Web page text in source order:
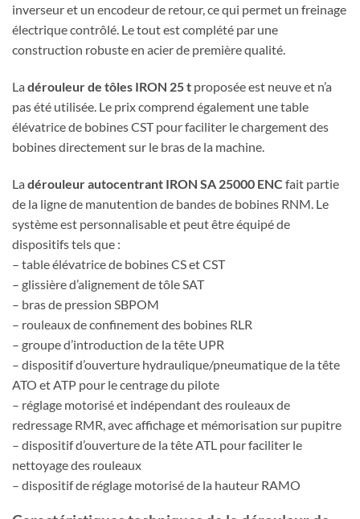
inverseur et un encodeur de retour, ce qui permet un freinage
électrique contrôlé. Le tout est complété par une
construction robuste en acier de première qualité.
La dérouleur de tôles IRON 25 t proposée est neuve et n’a
pas été utilisée. Le prix comprend également une table
élévatrice de bobines CST pour faciliter le chargement des
bobines directement sur le bras de la machine.
La dérouleur autocentrant IRON SA 25000 ENC fait partie
de la ligne de manutention de bandes de bobines RNM. Le
système est personnalisable et peut être équipé de
dispositifs tels que :
– table élévatrice de bobines CS et CST
– glissière d’alignement de tôle SAT
– bras de pression SBPOM
– rouleaux de confinement des bobines RLR
– groupe d’introduction de la tête UPR
– dispositif d’ouverture hydraulique/pneumatique de la tête
ATO et ATP pour le centrage du pilote
– réglage motorisé et indépendant des rouleaux de
redressage RMR, avec affichage et mémorisation sur pupitre
– dispositif d’ouverture de la tête ATL pour faciliter le
nettoyage des rouleaux
– dispositif de réglage motorisé de la hauteur RAMO